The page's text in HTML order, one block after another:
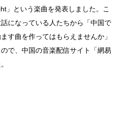
」という楽曲を発表しました。こ
になっている人たちから「中国で
す曲を作ってはもらえませんか」
で、中国の音楽配信サイト「網易